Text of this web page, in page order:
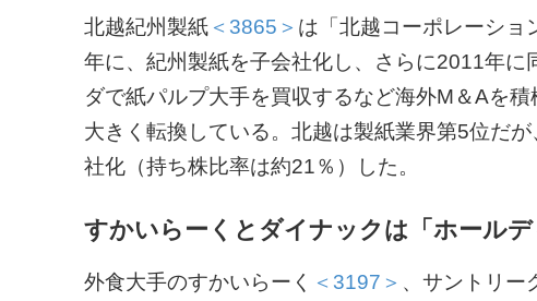
北越紀州製紙 ＜3865＞ は「北越コーポレーショ
年に、紀州製紙を子会社化し、さらに2011年に
ダで紙パルプ大手を買収するなど海外M＆Aを
大きく転換している。北越は製紙業界第5位だ
社化（持ち株比率は約21％）した。
すかいらーくとダイナックは「ホール
外食大手のすかいらーく ＜3197＞ 、サントリー